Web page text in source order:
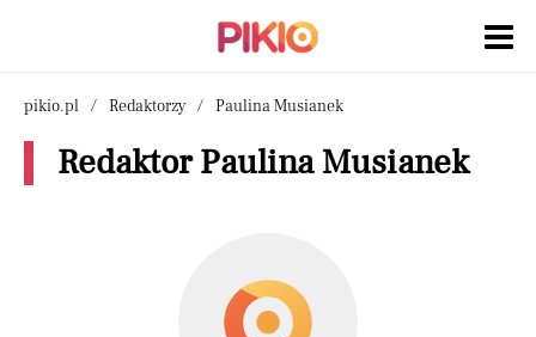
pikio.pl Redaktorzy Paulina Musianek
Redaktor Paulina Musianek